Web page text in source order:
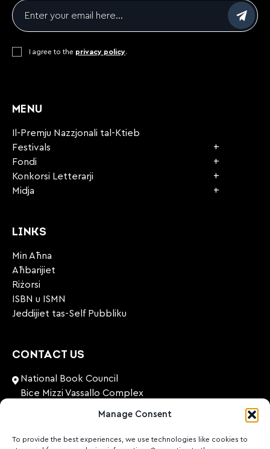
Manage Consent
To provide the best experiences, we use technologies like cookies to
MENU
Il-Premju Nazzjonali tal-Ktieb
Festivals
Fondi
Konkorsi Letterarji
Midja
LINKS
Min Aħna
Aħbarijiet
Riżorsi
ISBN u ISMN
Jeddijiet tas-Self Pubbliku
Email
Consent*
I agree to the privacy policy.
CONTACT US
National Book Council
Bice Mizzi Vassallo Complex
Malta